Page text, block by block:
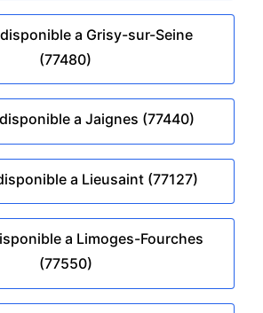
a Grisy-sur-Seine
(77480)
a Jaignes (77440)
a Lieusaint (77127)
a Limoges-Fourches
(77550)